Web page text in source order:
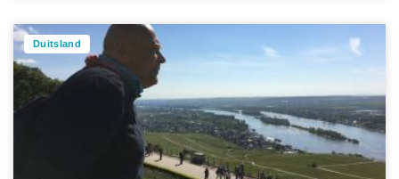
Duitsland